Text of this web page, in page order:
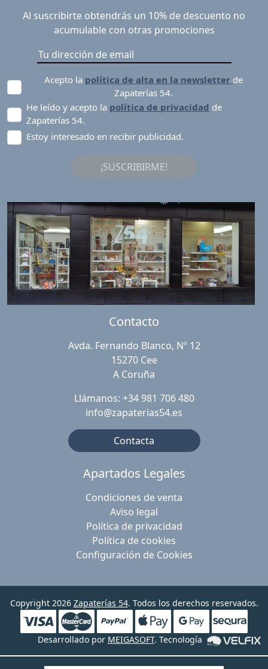
Al suscribirte obtendrás un 10% de descuento no
acumulable con otras promociones
Acepto la política de alta en la newsletter de
Zapaterías 54.
He leído y acepto la política de privacidad de
Zapaterías 54.
Estoy interesado en recibir publicidad.
¡SUSCRIBIRME!
Contacto
Avda. Fernando Blanco, Nº 12
15270 Cee
A Coruña
Llámanos: +34 981 706 480
info@zapaterias54.es
Contacta
Apartados Legales
Condiciones de venta
Aviso legal
Política de privacidad
Política de cookies
Configuración de Cookies
Copyright 2026 Zapaterías 54. Todos los derechos reservados.
Desarrollado por MEIGASOFT. Tecnología